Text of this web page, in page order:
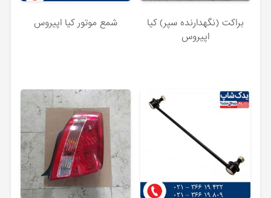
براکت (نگهدارنده سپر) کیا
اپیروس
شمع موتور کیا اپیروس